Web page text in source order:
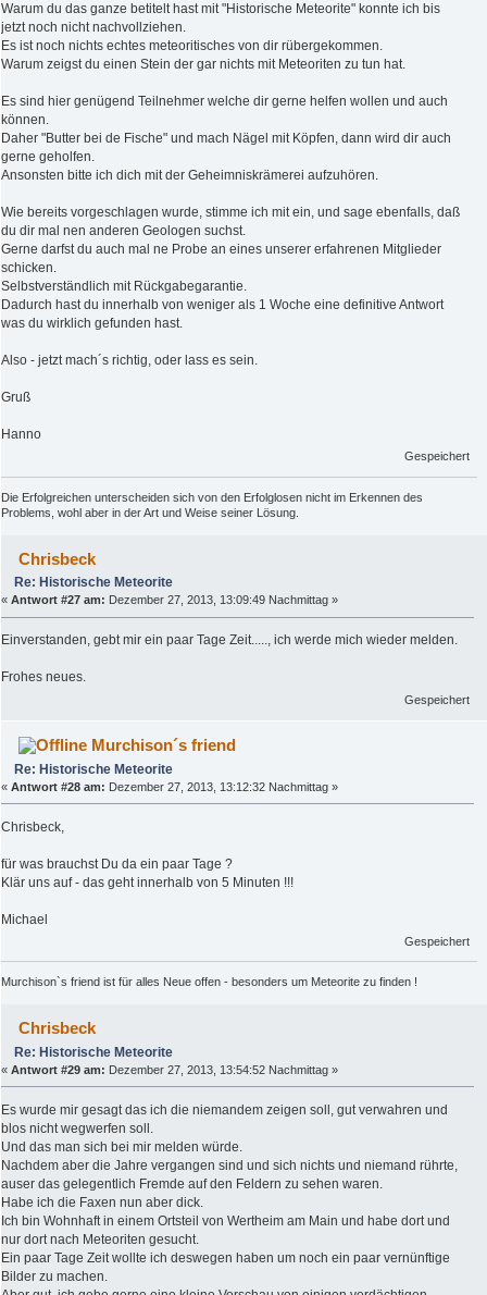
Warum du das ganze betitelt hast mit "Historische Meteorite" konnte ich bis
jetzt noch nicht nachvollziehen.
Es ist noch nichts echtes meteoritisches von dir rübergekommen.
Warum zeigst du einen Stein der gar nichts mit Meteoriten zu tun hat.
Es sind hier genügend Teilnehmer welche dir gerne helfen wollen und auch
können.
Daher "Butter bei de Fische" und mach Nägel mit Köpfen, dann wird dir auch
gerne geholfen.
Ansonsten bitte ich dich mit der Geheimniskrämerei aufzuhören.
Wie bereits vorgeschlagen wurde, stimme ich mit ein, und sage ebenfalls, daß
du dir mal nen anderen Geologen suchst.
Gerne darfst du auch mal ne Probe an eines unserer erfahrenen Mitglieder
schicken.
Selbstverständlich mit Rückgabegarantie.
Dadurch hast du innerhalb von weniger als 1 Woche eine definitive Antwort
was du wirklich gefunden hast.
Also - jetzt mach´s richtig, oder lass es sein.
Gruß
Hanno
Gespeichert
Die Erfolgreichen unterscheiden sich von den Erfolglosen nicht im Erkennen des
Problems, wohl aber in der Art und Weise seiner Lösung.
Chrisbeck
Re: Historische Meteorite
« Antwort #27 am: Dezember 27, 2013, 13:09:49 Nachmittag »
Einverstanden, gebt mir ein paar Tage Zeit....., ich werde mich wieder melden.
Frohes neues.
Gespeichert
Murchison´s friend
Re: Historische Meteorite
« Antwort #28 am: Dezember 27, 2013, 13:12:32 Nachmittag »
Chrisbeck,
für was brauchst Du da ein paar Tage ?
Klär uns auf - das geht innerhalb von 5 Minuten !!!
Michael
Gespeichert
Murchison`s friend ist für alles Neue offen - besonders um Meteorite zu finden !
Chrisbeck
Re: Historische Meteorite
« Antwort #29 am: Dezember 27, 2013, 13:54:52 Nachmittag »
Es wurde mir gesagt das ich die niemandem zeigen soll, gut verwahren und
blos nicht wegwerfen soll.
Und das man sich bei mir melden würde.
Nachdem aber die Jahre vergangen sind und sich nichts und niemand rührte,
auser das gelegentlich Fremde auf den Feldern zu sehen waren.
Habe ich die Faxen nun aber dick.
Ich bin Wohnhaft in einem Ortsteil von Wertheim am Main und habe dort und
nur dort nach Meteoriten gesucht.
Ein paar Tage Zeit wollte ich deswegen haben um noch ein paar vernünftige
Bilder zu machen.